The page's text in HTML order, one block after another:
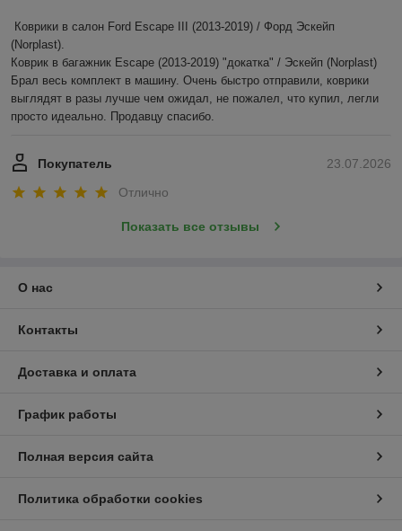
Коврики в салон Ford Escape III (2013-2019) / Форд Эскейп
(Norplast).
Коврик в багажник Escape (2013-2019) "докатка" / Эскейп (Norplast)
Брал весь комплект в машину. Очень быстро отправили, коврики
выглядят в разы лучше чем ожидал, не пожалел, что купил, легли
просто идеально. Продавцу спасибо.
23.07.2026
Покупатель
Отлично
Показать все отзывы
О нас
Контакты
Доставка и оплата
График работы
Полная версия сайта
Политика обработки cookies